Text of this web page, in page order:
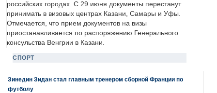
российских городах. С 29 июня документы перестанут
принимать в визовых центрах Казани, Самары и Уфы.
Отмечается, что прием документов на визы
приостанавливается по распоряжению Генерального
консульства Венгрии в Казани.
СПОРТ
Зинедин Зидан стал главным тренером сборной Франции по
футболу